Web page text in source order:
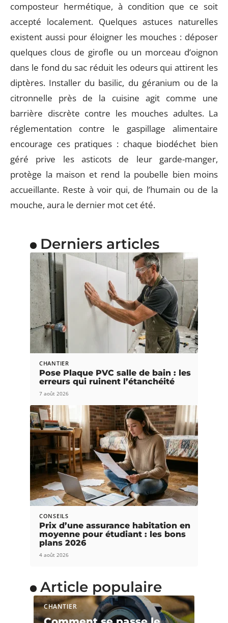
composteur hermétique, à condition que ce soit
accepté localement. Quelques astuces naturelles
existent aussi pour éloigner les mouches : déposer
quelques clous de girofle ou un morceau d’oignon
dans le fond du sac réduit les odeurs qui attirent les
diptères. Installer du basilic, du géranium ou de la
citronnelle près de la cuisine agit comme une
barrière discrète contre les mouches adultes. La
réglementation contre le gaspillage alimentaire
encourage ces pratiques : chaque biodéchet bien
géré prive les asticots de leur garde-manger,
protège la maison et rend la poubelle bien moins
accueillante. Reste à voir qui, de l’humain ou de la
mouche, aura le dernier mot cet été.
Derniers articles
CHANTIER
Pose Plaque PVC salle de bain : les
erreurs qui ruinent l’étanchéité
7 août 2026
CONSEILS
Prix d’une assurance habitation en
moyenne pour étudiant : les bons
plans 2026
4 août 2026
Article populaire
CHANTIER